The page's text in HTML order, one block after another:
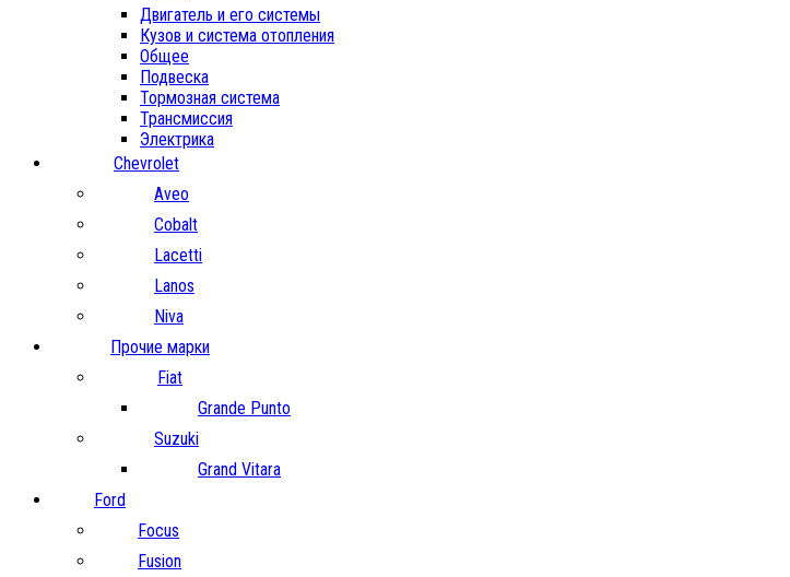
Двигатель и его системы
Кузов и система отопления
Общее
Подвеска
Тормозная система
Трансмиссия
Электрика
Chevrolet
Aveo
Cobalt
Lacetti
Lanos
Niva
Прочие марки
Fiat
Grande Punto
Suzuki
Grand Vitara
Ford
Focus
Fusion